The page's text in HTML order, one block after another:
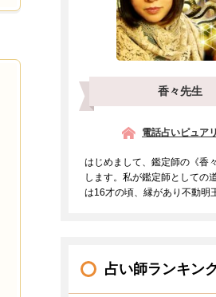
香々先生
電話占いピュアリ
はじめまして、鑑定師の《香
します。私が鑑定師としての
は16才の頃、縁があり不動明
占い師ランキン